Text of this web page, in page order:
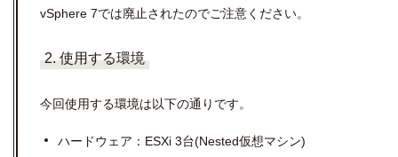
vSphere 7では廃止されたのでご注意ください。
2. 使用する環境
今回使用する環境は以下の通りです。
ハードウェア： ESXi 3台(Nested仮想マシン)